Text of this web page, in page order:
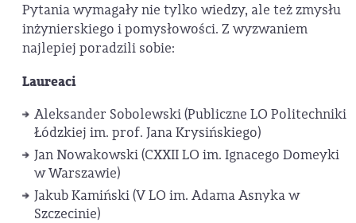
Pytania wymagały nie tylko wiedzy, ale też zmysłu
inżynierskiego i pomysłowości. Z wyzwaniem
najlepiej poradzili sobie:
Laureaci
Aleksander Sobolewski (Publiczne LO Politechniki
Łódzkiej im. prof. Jana Krysińskiego)
Jan Nowakowski (CXXII LO im. Ignacego Domeyki
w Warszawie)
Jakub Kamiński (V LO im. Adama Asnyka w
Szczecinie)